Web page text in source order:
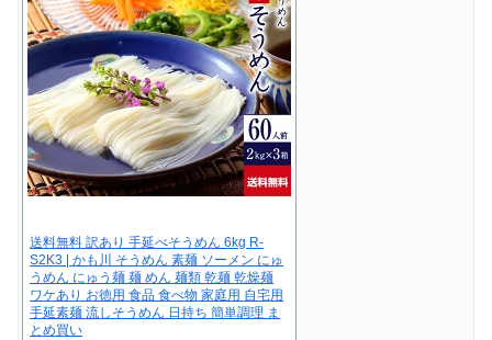
送料無料 訳あり 手延べそうめん 6kg R-
S2K3 | かも川 そうめん 素麺 ソーメン にゅ
うめん にゅう麺 麺 めん 麺類 乾麺 乾燥麺
ワケあり お徳用 食品 食べ物 家庭用 自宅用
手延素麺 流しそうめん 日持ち 簡単調理 ま
とめ買い